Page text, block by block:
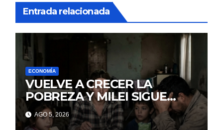
Entrada relacionada
ECONOMÍA
VUELVE A CRECER LA
POBREZA Y MILEI SIGUE
MINTIENDO
AGO 5, 2026